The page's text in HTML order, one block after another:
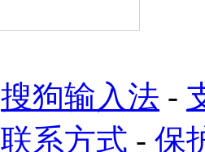
搜狗输入法 -
联系方式 - 保